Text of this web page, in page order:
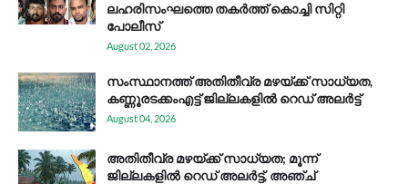
ലഹരിസംഘത്തെ തകർത്ത് കൊച്ചി സിറ്റി
പോലീസ്
August 02, 2026
സം​സ്ഥാ​ന​ത്ത് അ​തി​തീ​വ്ര മ​ഴ​യ്ക്ക് സാ​ധ്യ​ത,
കണ്ണൂരടക്കംഎ​ട്ട് ജി​ല്ല​ക​ളി​ൽ റെ​ഡ് അ​ലർ​ട്ട്
August 04, 2026
അതിതീവ്ര മഴയ്ക്ക് സാധ്യത; മൂന്ന്
ജില്ലകളിൽ റെഡ് അലർട്ട്, അഞ്ച്